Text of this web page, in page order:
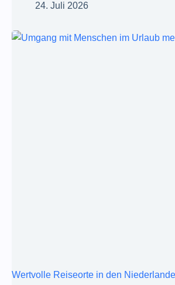
24. Juli 2026
Wertvolle Reiseorte in den